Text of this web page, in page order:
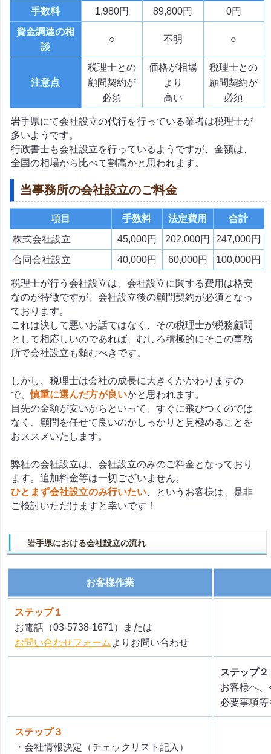
手数料
1,980円 89,800円
0円
資金調達の相
談
○ 不明 ○
注意点
税理士との
顧問契約が
必須
価格が相場
より
高い
税理士との
顧問契約が
必須
岩手県にて会社設立の代行を行っている業者は税理士が
多いようです。
行政書士も会社設立を行っているようですが、金額は、
全国の相場から比べて割高かと思われます。
当事務所の会社設立のご料金
項目 手数料 法定費用
合計
株式会社設立
45,000円 202,000円
247,000円
合同会社設立
40,000円 60,000円 100,000円
税理士が行う会社設立は、会社設立に関する費用は格安
なのが特徴ですが、会社設立後の顧問契約が必須となっ
ております。
これは決して悪いお話ではなく、その税理士が税務顧問
として相応しいのであれば、むしろ積極的にそこの事務
所で会社設立も頼むべきです。
しかし、税理士は会社の成長に大きくかかわりますの
で、慎重に選んだ方が良いかと思われます。
目先の金額が安いからといって、すぐに飛びつくのでは
なく、顧問を任せて良いのかしっかりと見極めることを
おススメいたします。
弊社の会社設立は、会社設立のみのご料金となっており
ます。追加料金等は一切ございません。
ひとまず会社設立のみ行いたい、というお客様は、是非
ご検討いただけますと幸いです！
岩手県における会社設立の流れ
お客様作業
ステップ１
お電話（03-5738-1671）または
お問い合わせフォーム よりお問い合わせ
ステップ２
お客様へ
必要事項
ステップ３
・会社情報決定（チェックリスト記入）